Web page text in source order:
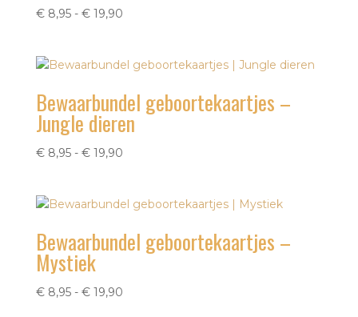
€8,95 - €19,90Prijsklasse:
€ 19,90
Bewaarbundel geboortekaartjes –
Jungle dieren
€8,95 - €19,90Prijsklasse:
€ 19,90
Bewaarbundel geboortekaartjes –
Mystiek
€8,95 - €19,90Prijsklasse: